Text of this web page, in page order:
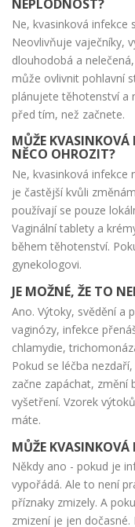
NEPLODNOST?
Ne, kvasinková infekce
Neovlivňuje vaječníky,
dlouhodobá a
může ovlivnit pohlavní
plánujete těhotenství a
před tím, než začnete.
MŮŽE KVASINKOVÁ
NĚCO OHROZIT?
Ne, kvasinková infekce
je častější kvůli
používají se pouze
Vaginální tablety a
během těhotenství.
gynekologovi.
JE MOŽNÉ, ŽE TO
Ano. Výtoky, svědění a
vaginózy, infekce
chlamydie,
Pokud se léčba
začne zapáchat, změní
vyšetření. Vzorek
máte.
MŮŽE KVASINKOVÁ
Někdy ano - pokud je
vypořádá. Ale to není
příznaky zmizely. A
zmizení je jen dočasné.